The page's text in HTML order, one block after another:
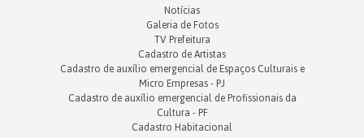
Notícias
Galeria de Fotos
TV Prefeitura
Cadastro de Artistas
Cadastro de auxílio emergencial de Espaços Culturais e
Micro Empresas - PJ
Cadastro de auxílio emergencial de Profissionais da
Cultura - PF
Cadastro Habitacional